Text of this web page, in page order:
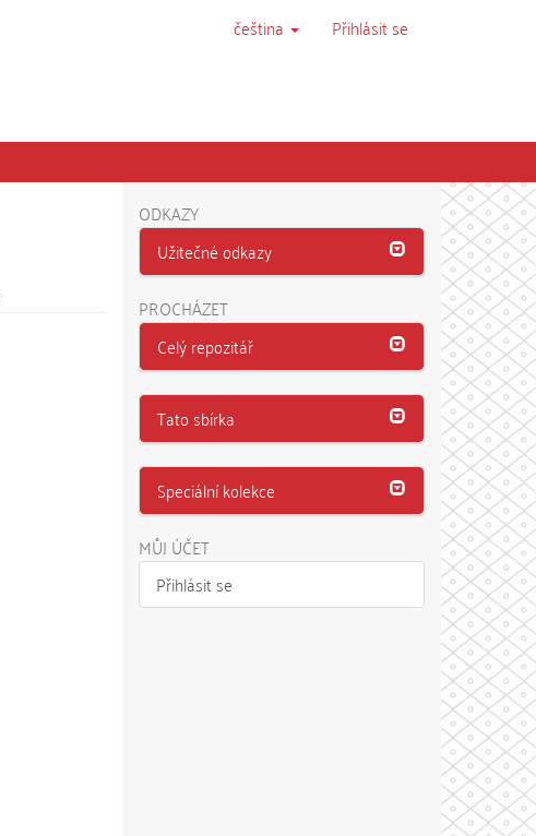
čeština Přihlásit se
ODKAZY
Užitečné odkazy
PROCHÁZET
Celý repozitář
Tato sbírka
Speciální kolekce
MŮJ ÚČET
Přihlásit se